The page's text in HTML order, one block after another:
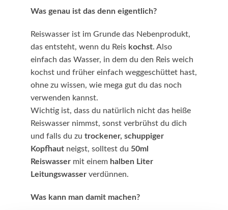
Was genau ist das denn eigentlich?
Reiswasser ist im Grunde das Nebenprodukt,
das entsteht, wenn du Reis kochst. Also
einfach das Wasser, in dem du den Reis weich
kochst und früher einfach weggeschüttet hast,
ohne zu wissen, wie mega gut du das noch
verwenden kannst.
Wichtig ist, dass du natürlich nicht das heiße
Reiswasser nimmst, sonst verbrühst du dich
und falls du zu trockener, schuppiger
Kopfhaut neigst, solltest du 50ml
Reiswasser mit einem halben Liter
Leitungswasser verdünnen.
Was kann man damit machen?